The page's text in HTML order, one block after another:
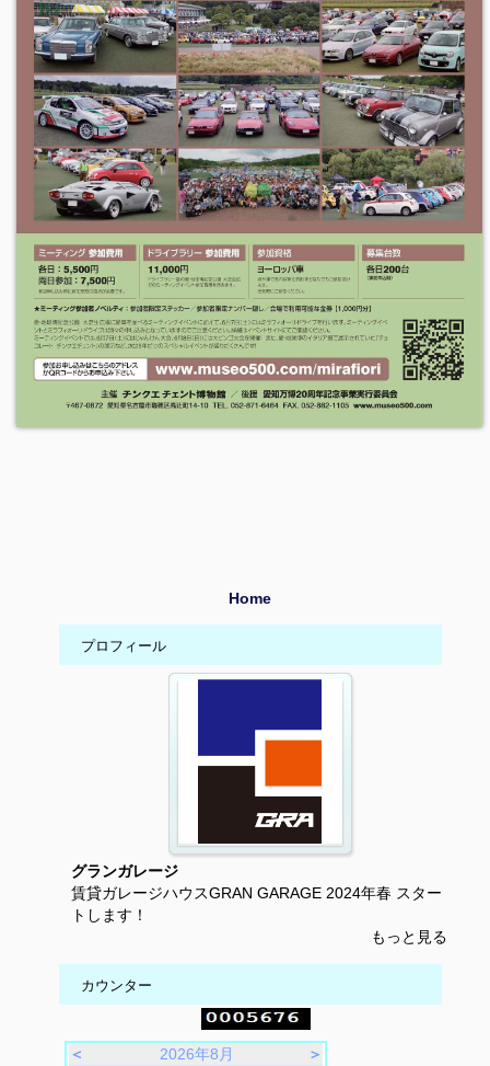
Home
プロフィール
グランガレージ
賃貸ガレージハウスGRAN GARAGE 2024年春 スター
トします！
もっと見る
カウンター
＜ 2026年8月
＞